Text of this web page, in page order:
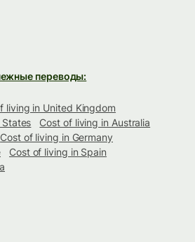
переводы:
living in United Kingdom
Cost of living in Australia
Cost of living in Germany
Cost of living in Spain